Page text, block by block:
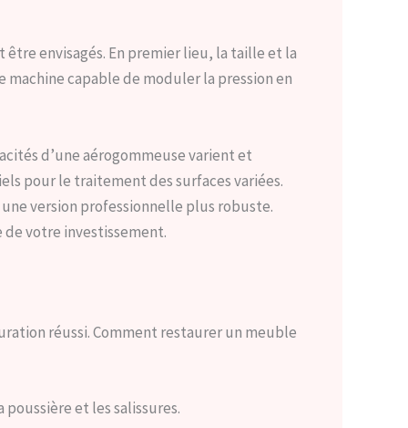
envisagés. En premier lieu, la taille et la
capable de moduler la pression en
d’une aérogommeuse varient et
pour le traitement des surfaces variées.
version professionnelle plus robuste.
votre investissement.
réussi. Comment restaurer un meuble
et les salissures.